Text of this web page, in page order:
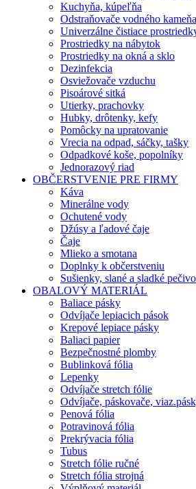
Kuchyňa, kúpeľňa
Odstraňovače vodného kameňa
Univerzálne čistiace
Prostriedky na nábytok
Prostriedky na okná a sklo
Dezinfekcia
Osviežovače vzduchu
Pisoárové sitká
Utierky, prachovky
Hubky, drôtenky, kefy
Pomôcky na upratovanie
Vrecia na odpad, sáčky, tašky
Odpadkové koše, popolníky
Jednorazový riad
OBČERSTVENIE PRE FIRMY
Káva
Minerálne vody
Ochutené vody
Džúsy a ľadové čaje
Čaje
Mlieko a smotana
Doplnky k občerstveniu
Sušienky, slané a sladké pečivo
OBALOVÝ MATERIÁL
Baliace pásky
Odvíjače lepiacich pások
Krepové lepiace pásky
Baliaci papier
Bezpečnostné plomby
Bublinková fólia
Lepenky
Odvíjače stretch fólie
Odvíjače, páskovače,
Penová fólia
Potravinová fólia
Prekrývacia fólia
Tubus
Stretch fólie ručné
Stretch fólia strojná